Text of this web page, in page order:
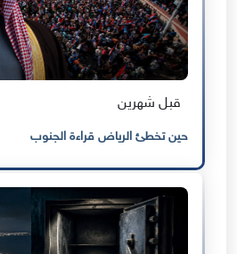
قبل شهرين
حين تخطئ الرياض قراءة الجنوب